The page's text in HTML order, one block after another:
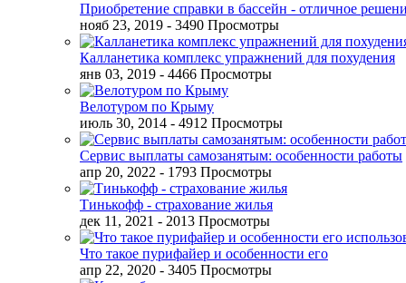
Приобретение справки в бассейн - отличное
нояб 23, 2019 - 3490 Просмотры
Калланетика комплекс упражнений для похудения
янв 03, 2019 - 4466 Просмотры
Велотуром по Крыму
июль 30, 2014 - 4912 Просмотры
Сервис выплаты самозанятым: особенности работы
апр 20, 2022 - 1793 Просмотры
Тинькофф - страхование жилья
дек 11, 2021 - 2013 Просмотры
Что такое пурифайер и особенности его
апр 22, 2020 - 3405 Просмотры